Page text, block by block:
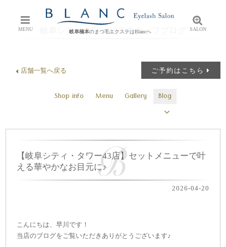
MENU 岐阜橋本のまつ毛エクステはBlancへ SALON
岐阜シティタワー43のスタッフブログ
ご予約はこちら
店舗一覧へ戻る
Shop info Menu Gallery Blog
【岐阜シティ・タワー43店】セットメニューで叶
える華やかなお目元に♪
2026-04-20
こんにちは、早川です！
当店のブログをご覧いただきありがとうございます♪